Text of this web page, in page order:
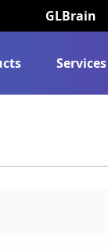
GLBrain
Services